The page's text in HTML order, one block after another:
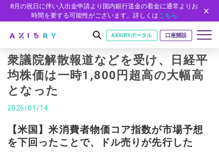
8月の祝日に伴い入出金申請より国内銀行送金の着金に通常よりお
時間を要する可能性がございます。詳しくはこちら
はじめに
はじめに
安全性
取引
取引商品
FX（通貨ペア）
取引条件
スプレッド・手数料
口座
口座の種類
口座開設
プラットフォーム
AXIORYポータル 口座開設
衆議院解散報道などを受け、日経平
均株価は一時1,800円超高の大幅高
となった
2026/01/14
【米国】米消費者物価コア指数が市場予想
を下回ったことで、ドル売りが先行した